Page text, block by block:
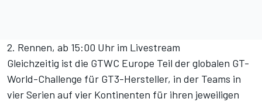
2. Rennen, ab 15:00 Uhr im Livestream
Gleichzeitig ist die GTWC Europe Teil der globalen GT-
World-Challenge für GT3-Hersteller, in der Teams in
vier Serien auf vier Kontinenten für ihren jeweiligen